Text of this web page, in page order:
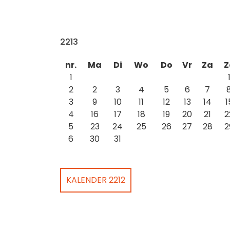
2213
nr.
Ma Di Wo Do Vr Za
1
1
2
2 3 4 5 6 7
3
9 10 11 12 13 14
4
16 17 18 19 20 21
5
23 24 25 26 27 28
6
30 31
KALENDER 2212